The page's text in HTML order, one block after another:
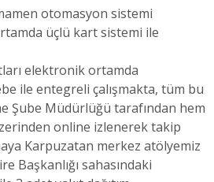
otomasyon sistemi
üçlü kart sistemi ile
elektronik ortamda
ile entegreli çalışmakta, tüm bu
Şube Müdürlüğü tarafından hem
online izlenerek takip
Karpuzatan merkez atölyemiz
Başkanlığı sahasındaki